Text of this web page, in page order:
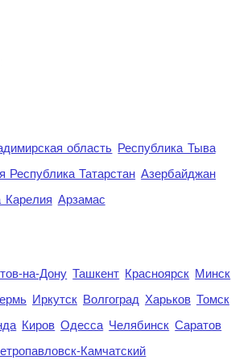
область Республика Тыва
Республика Татарстан Азербайджан
Карелия Арзамас
на-Дону Ташкент Красноярск Минск
Иркутск Волгоград Харьков Томск
Киров Одесса Челябинск Саратов
Камчатский